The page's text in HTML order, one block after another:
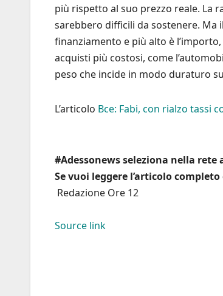
più rispetto al suo prezzo reale. La
sarebbero difficili da sostenere. Ma
finanziamento e più alto è
acquisti più costosi, come
peso che incide in modo duraturo
L’articolo Bce: Fabi, con rialzo tassi
#Adessonews seleziona nella
Se vuoi leggere l’articolo
Redazione Ore 12
Source link